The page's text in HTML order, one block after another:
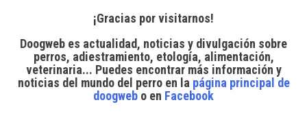
¡Gracias por visitarnos!
Doogweb es actualidad, noticias y divulgación sobre
perros, adiestramiento, etología, alimentación,
veterinaria... Puedes encontrar más información y
noticias del mundo del perroen la página principal de
doogweb o en Facebook